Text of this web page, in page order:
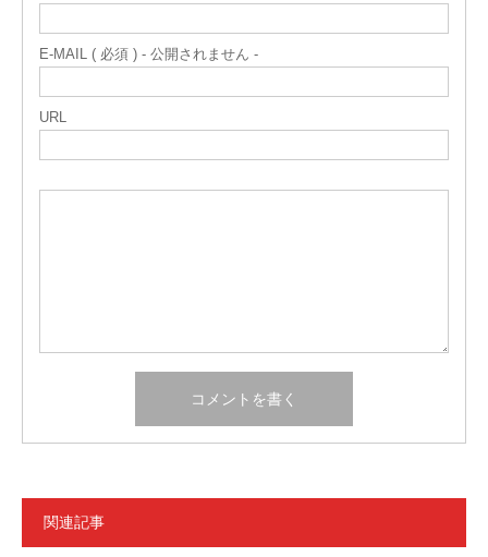
E-MAIL ( 必須 ) - 公開されません -
URL
関連記事